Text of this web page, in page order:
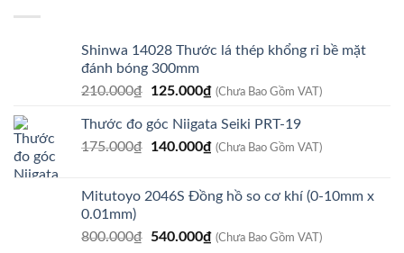
Shinwa 14028 Thước lá thép khổng rỉ bề mặt
đánh bóng 300mm
210.000₫
Giá
là:
210.000₫.
125.000₫Giá
tại
là:
(Chưa Bao Gồm VAT)
Thước đo góc Niigata Seiki PRT-19
175.000₫
Giá
175.000₫.
140.000₫Giá
là:
(Chưa Bao Gồm VAT)
Mitutoyo 2046S Đồng hồ so cơ khí (0-10mm x
0.01mm)
800.000₫
Giá
540.000₫Giá
(Chưa Bao Gồm VAT)